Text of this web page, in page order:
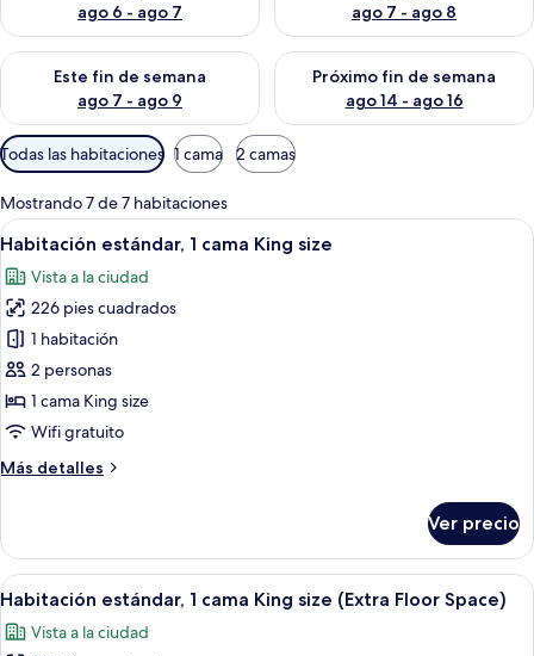
ago 6 - ago 7
ago 7 - ago 8
Este fin de semana
ago 7 - ago 9
Consulta la disponibilidad para este fin de semana ago 7 -
Próximo fin de semana
ago 14 - ago 16
Consulta la disponibilidad
Filtros
disponibles
para
las
habitaciones
Todas las habitaciones 1 cama 2 camas
Mostrando 7 de 7 habitaciones
Abrir
todas
las
fotos
de
Habitación
estándar,
1
King
Una habitación de hotel moderna
15
Habitación estándar, 1 cama King size
Vista a la ciudad
226 pies cuadrados
1 habitación
2 personas
1 cama King size
Wifi gratuito
Más detalles
Más
estándar,
cama
size
Ver precio
Abrir
todas
las
Ropa de cama de alta calidad y caja
7
Habitación estándar, 1 cama King size (Extra Floor Space)
Vista a la ciudad